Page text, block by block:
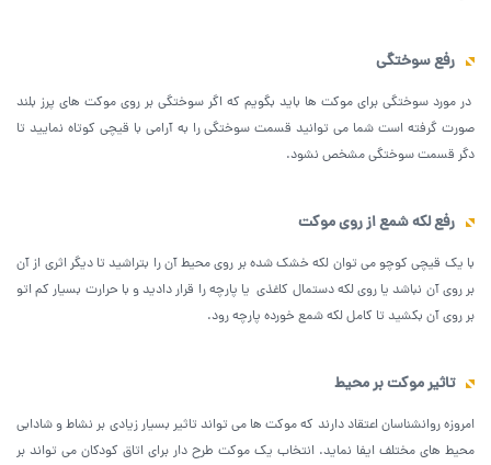
رفع سوختگی
در مورد سوختگی برای موکت ها باید بگویم که اگر سوختگی بر روی موکت های پرز بلند
صورت گرفته است شما می توانید قسمت سوختگی را به آرامی با قیچی کوتاه نمایید تا
دگر قسمت سوختگی مشخص نشود.
رفع لکه شمع از روی موکت
با یک قیچی کوچو می توان لکه خشک شده بر روی محیط آن را بتراشید تا دیگر اثری از آن
بر روی آن نباشد یا روی لکه دستمال کاغذی یا پارچه را قرار دادید و با حرارت بسیار کم اتو
بر روی آن بکشید تا کامل لکه شمع خورده پارچه رود.
تاثیر موکت بر محیط
امروزه روانشناسان اعتقاد دارند که موکت ها می تواند تاثیر بسیار زیادی بر نشاط و شادابی
محیط های مختلف ایفا نماید. انتخاب یک موکت طرح دار برای اتاق کودکان می تواند بر